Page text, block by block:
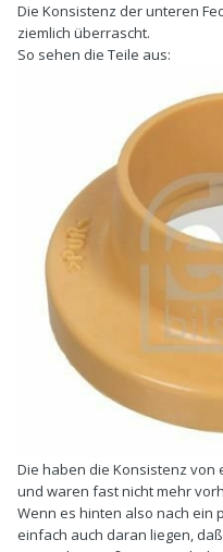
Die Konsistenz der unteren
ziemlich überrascht.
So sehen die Teile aus:
Die haben die Konsistenz
und waren fast nicht mehr
Wenn es hinten also nach ein
einfach auch daran liegen,